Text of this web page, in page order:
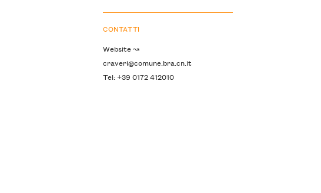
CONTATTI
Website ↝
craveri@comune.bra.cn.it
Tel: +39 0172 412010